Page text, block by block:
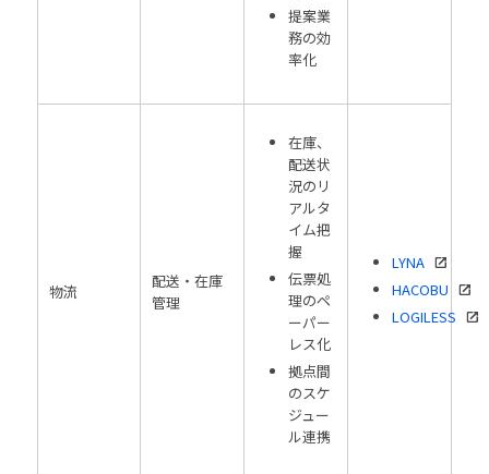
提案業
務の効
率化
物流
配送・在庫
管理
在庫、
配送状
況のリ
アルタ
イム把
握
伝票処
理のペ
ーパー
レス化
拠点間
のスケ
ジュー
ル連携
LYNA
HACOBU
LOGILESS